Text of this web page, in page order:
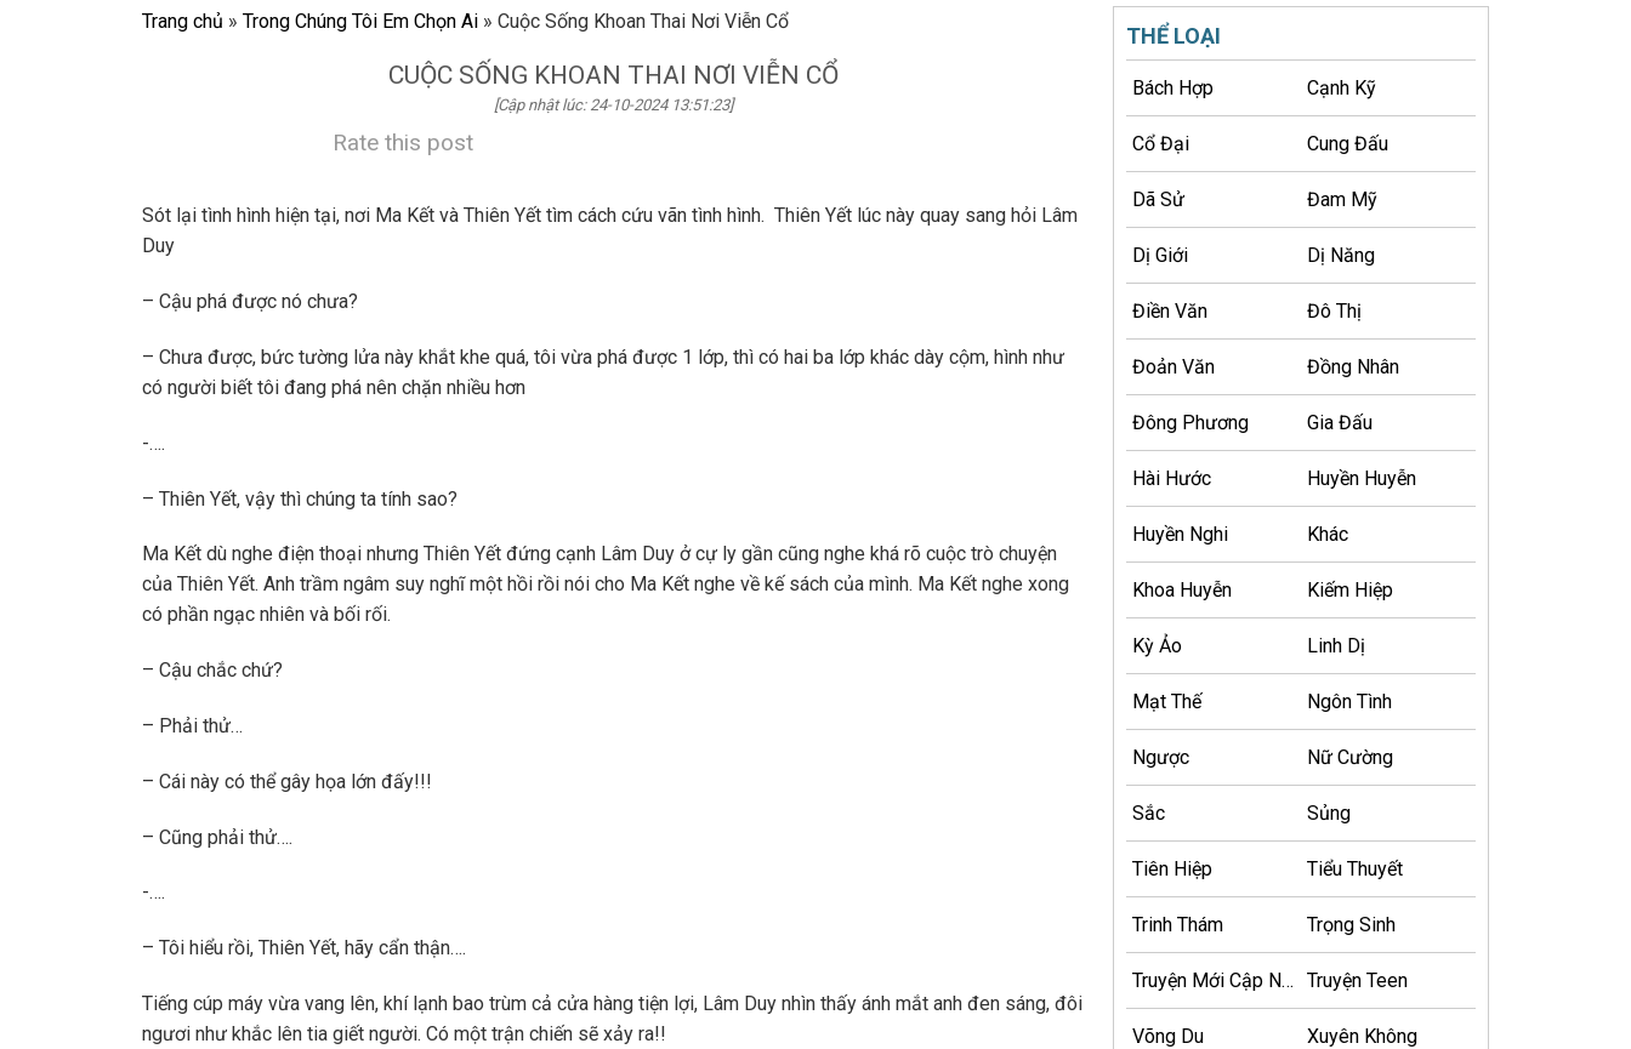
Trang chủ » Trong Chúng Tôi Em Chọn Ai » Cuộc Sống Khoan Thai Nơi Viễn Cổ
CUỘC SỐNG KHOAN THAI NƠI VIỄN CỔ
[Cập nhật lúc: 24-10-2024 13:51:23]
Rate this post
Sót lại tình hình hiện tại, nơi Ma Kết và Thiên Yết tìm cách cứu vãn tình hình. Thiên Yết lúc này quay sang hỏi Lâm
Duy
– Cậu phá được nó chưa?
– Chưa được, bức tường lửa này khắt khe quá, tôi vừa phá được 1 lớp, thì có hai ba lớp khác dày cộm, hình như
có người biết tôi đang phá nên chặn nhiều hơn
-….
– Thiên Yết, vậy thì chúng ta tính sao?
Ma Kết dù nghe điện thoại nhưng Thiên Yết đứng cạnh Lâm Duy ở cự ly gần cũng nghe khá rõ cuộc trò chuyện
của Thiên Yết. Anh trầm ngâm suy nghĩ một hồi rồi nói cho Ma Kết nghe về kế sách của mình. Ma Kết nghe xong
có phần ngạc nhiên và bối rối.
– Cậu chắc chứ?
– Phải thử…
– Cái này có thể gây họa lớn đấy!!!
– Cũng phải thử….
-….
– Tôi hiểu rồi, Thiên Yết, hãy cẩn thận….
Tiếng cúp máy vừa vang lên, khí lạnh bao trùm cả cửa hàng tiện lợi, Lâm Duy nhìn thấy ánh mắt anh đen sáng, đôi
ngươi như khắc lên tia giết người. Có một trận chiến sẽ xảy ra!!
THỂ LOẠI
Bách Hợp Cạnh Kỹ
Cổ Đại Cung Đấu
Dã Sử Đam Mỹ
Dị Giới Dị Năng
Điền Văn Đô Thị
Đoản Văn Đồng Nhân
Đông Phương Gia Đấu
Hài Hước Huyền Huyễn
Huyền Nghi Khác
Khoa Huyễn Kiếm Hiệp
Kỳ Ảo Linh Dị
Mạt Thế Ngôn Tình
Ngược Nữ Cường
Sắc Sủng
Tiên Hiệp Tiểu Thuyết
Trinh Thám Trọng Sinh
Truyện Mới Cập Nhật Truyện Teen
Võng Du Xuyên Không